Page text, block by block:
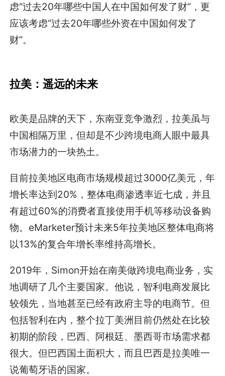
虑“过去20年哪些中国人在中国如何发了财”，更
应该考虑“过去20年哪些外资在中国如何发了
财”。
拉美：遥远的未来
欧美是品牌的天下，东南亚竞争激烈，拉美虽与
中国相隔万里，但却是不少跨境电商人眼中最具
市场潜力的一块热土。
目前拉美地区电商市场规模超过3000亿美元，年
增长率达到20%，整体电商渗透率近七成，并且
有超过60%的消费者直接使用手机等移动设备购
物。eMarketer预计未来5年拉美地区整体电商将
以13%的复合年增长率维持高增长。
2019年，Simon开始在南美做跨境电商业务，实
地调研了几个主要国家。他说，智利电商发展比
较领先，当地甚至已经有政府主导的电商节。但
包括智利在内，整个拉丁美洲目前仍然处在比较
初期的阶段，巴西、阿根廷、墨西哥市场需求都
很大。但巴西国土面积大，而且巴西是拉美唯一
说葡萄牙语的国家。